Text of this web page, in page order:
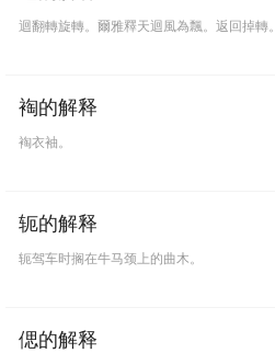
迴翻轉旋轉。爾雅釋天迴風為飄。返回掉轉。
裪的解释
裪衣袖。
轭的解释
轭驾车时搁在牛马颈上的曲木。
偲的解释